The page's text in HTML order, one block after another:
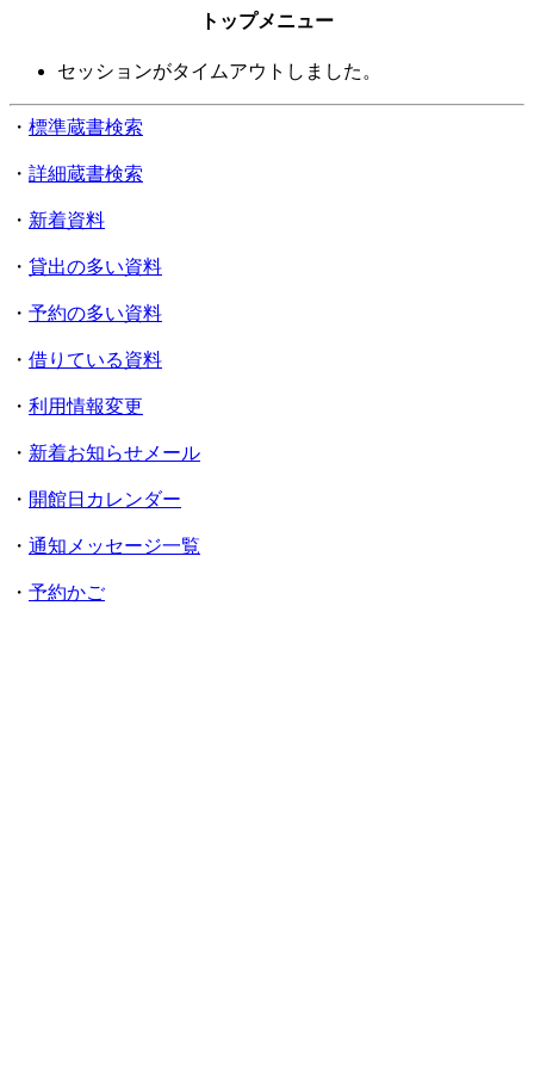
トップメニュー
セッションがタイムアウトしました。
・ 標準蔵書検索
・ 詳細蔵書検索
・ 新着資料
・ 貸出の多い資料
・ 予約の多い資料
・ 借りている資料
・ 利用情報変更
・ 新着お知らせメール
・ 開館日カレンダー
・ 通知メッセージ一覧
・ 予約かご